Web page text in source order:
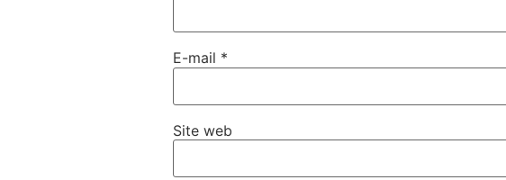
E-mail *
Site web